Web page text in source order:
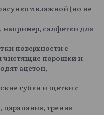
влажной (но не
например, салфетки для
поверхности с
чистящие порошки и
ацетон,
губки и щетки с
царапания, трения